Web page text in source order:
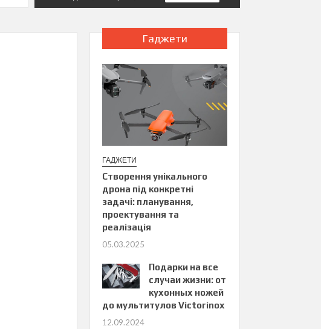
Гаджети
ГАДЖЕТИ
Створення унікального
дрона під конкретні
задачі: планування,
проектування та
реалізація
05.03.2025
Подарки на все
случаи жизни: от
кухонных ножей
до мультитулов Victorinox
12.09.2024